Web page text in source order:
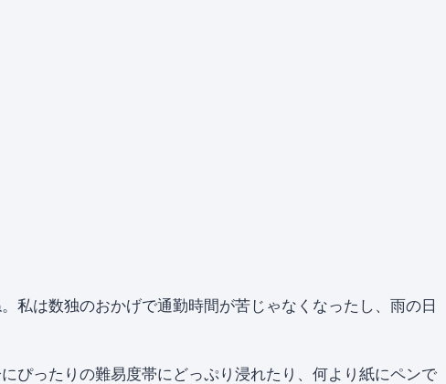
私は数独のおかげで通勤時間が苦じゃなくなったし、雨の日
ぴったりの難易度帯にどっぷり浸れたり、何より紙にペンで